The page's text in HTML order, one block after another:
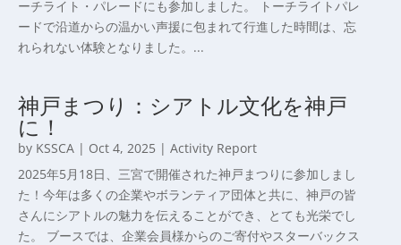
ーチライト・パレードにも参加しました。 トーチライトパレ
ードで沿道からの温かい声援に包まれて行進した時間は、忘
れられない体験となりました。...
神戸まつり：シアトル文化を神戸
に！
by KSSCA| Oct 4, 2025 | Activity Report
2025年5月18日、三宮で開催された神戸まつりに参加しまし
た！今年は多くの企業やボランティア団体と共に、神戸の皆
さんにシアトルの魅力を伝えることができ、とても光栄でし
た。 ブースでは、企業会員様からのご寄付やスターバックス